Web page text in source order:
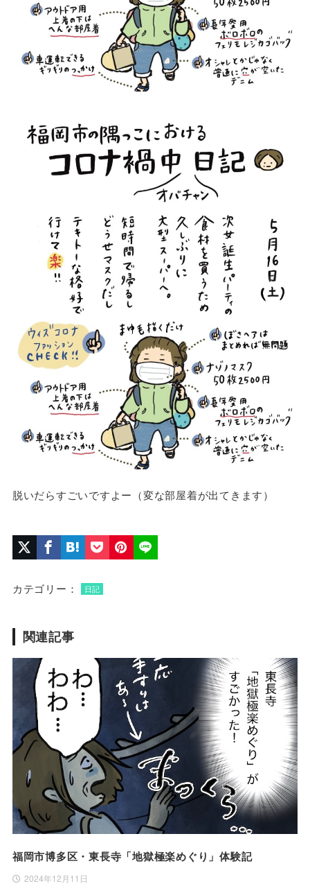
脱いだらすごいですよー（変な部屋着が出てきます）
カテゴリー： 日記
関連記事
福岡市博多区・東長寺「地獄極楽めぐり」体験記
2024年12月11日